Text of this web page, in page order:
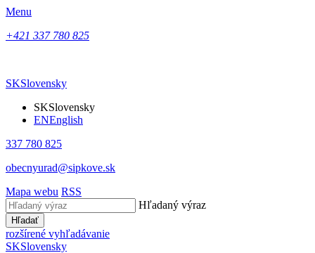
Menu
+421 337 780 825
SKSlovensky
SKSlovensky
ENEnglish
337 780 825
obecnyurad@sipkove.sk
Mapa webu RSS
Hľadaný výraz
Hľadať
rozšírené vyhľadávanie
SKSlovensky